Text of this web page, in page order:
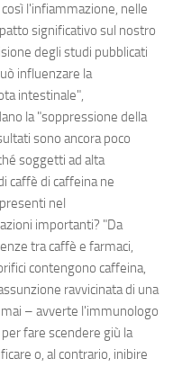
l'infiammazione, nelle
significativo sul nostro
degli studi pubblicati
influenzare la
intestinale",
la "soppressione della
sono ancora poco
soggetti ad alta
caffè di caffeina ne
nel
importanti? "Da
tra caffè e farmaci,
contengono caffeina,
ravvicinata di una
– avverte l'immunologo
fare scendere giù la
o, al contrario, inibire